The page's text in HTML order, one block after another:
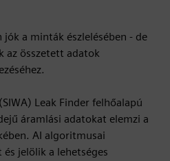
a minták észlelésében - de
az összetett adatok
Leak Finder felhőalapú
áramlási adatokat elemzi a
AI algoritmusai
jelölik a lehetséges